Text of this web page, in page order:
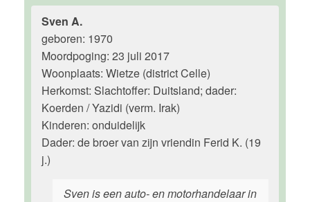
Sven A.
geboren: 1970
Moordpoging: 23 juli 2017
Woonplaats: Wietze (district Celle)
Herkomst: Slachtoffer: Duitsland; dader:
Koerden / Yazidi (verm. Irak)
Kinderen: onduidelijk
Dader: de broer van zijn vriendin Ferid K. (19
j.)
Sven is een auto- en motorhandelaar in